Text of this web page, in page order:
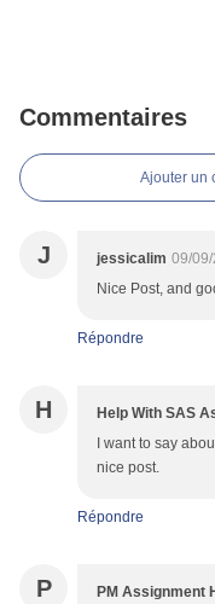
Commentaires
Ajouter un
J jessicalim 09/
Nice Post, and
Répondre
H Help With SAS
I want to say
nice post.
Répondre
P PM Assignment